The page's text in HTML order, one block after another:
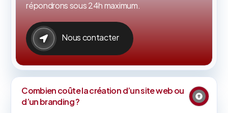
répondrons sous 24h maximum.
Nous contacter
Combien coûte la création d’un site web ou
d’un branding ?